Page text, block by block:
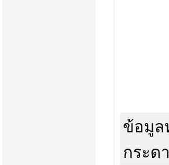
ข้อมูล
กระด